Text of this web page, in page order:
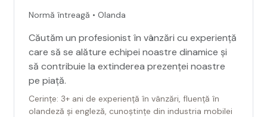
Normă întreagă • Olanda
Căutăm un profesionist în vânzări cu experiență
care să se alăture echipei noastre dinamice și
să contribuie la extinderea prezenței noastre
pe piață.
Cerințe: 3+ ani de experiență în vânzări, fluență în
olandeză și engleză, cunoștințe din industria mobilei